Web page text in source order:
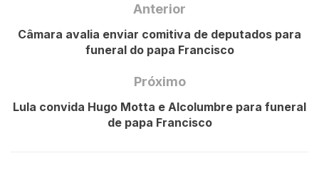
Anterior
Câmara avalia enviar comitiva de deputados para
funeral do papa Francisco
Próximo
Lula convida Hugo Motta e Alcolumbre para funeral
de papa Francisco